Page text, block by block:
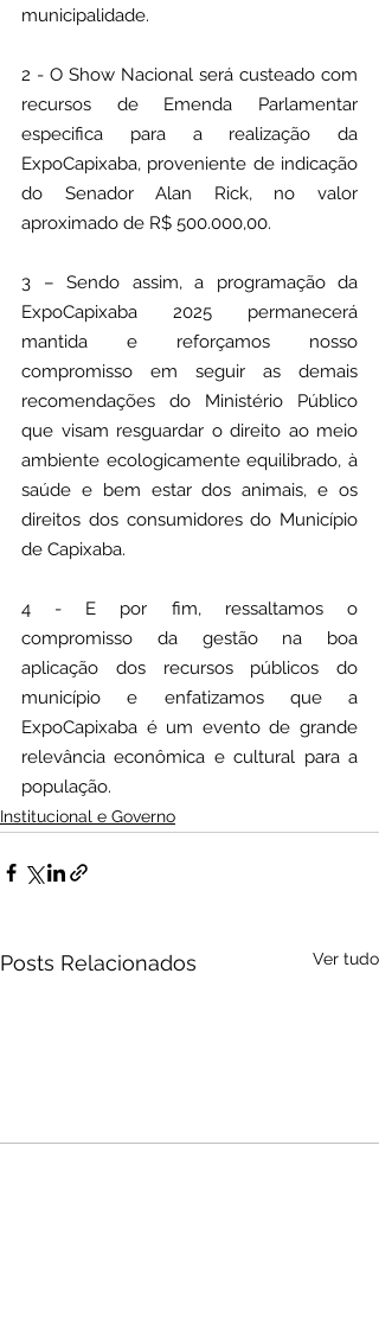
municipalidade.
2 - O Show Nacional será custeado com
recursos de Emenda Parlamentar
especifica para a realização da
ExpoCapixaba, proveniente de indicação
do Senador Alan Rick, no valor
aproximado de R$ 500.000,00.
3 – Sendo assim, a programação da
ExpoCapixaba 2025 permanecerá
mantida e reforçamos nosso
compromisso em seguir as demais
recomendações do Ministério Público
que visam resguardar o direito ao meio
ambiente ecologicamente equilibrado, à
saúde e bem estar dos animais, e os
direitos dos consumidores do Município
de Capixaba.
4 - E por fim, ressaltamos o
compromisso da gestão na boa
aplicação dos recursos públicos do
município e enfatizamos que a
ExpoCapixaba é um evento de grande
relevância econômica e cultural para a
população.
Institucional e Governo
Posts Relacionados Ver tudo